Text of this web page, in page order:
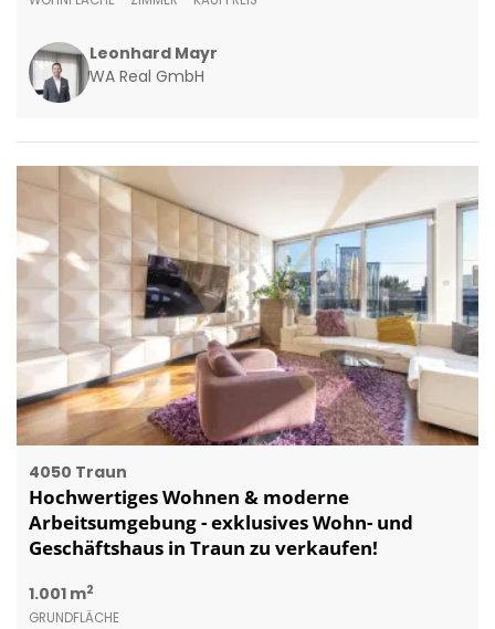
Leonhard Mayr
WA Real GmbH
4050 Traun
Hochwertiges Wohnen & moderne
Arbeitsumgebung - exklusives Wohn- und
Geschäftshaus in Traun zu verkaufen!
1.001 m2
GRUNDFLÄCHE